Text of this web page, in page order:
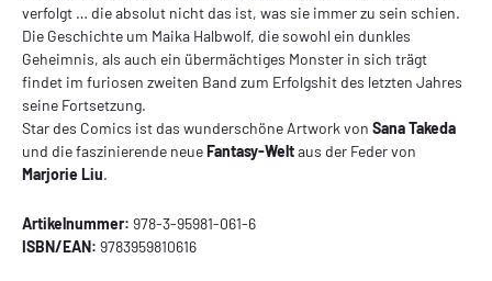
verfolgt … die absolut nicht das ist, was sie immer zu sein schien.
Die Geschichte um Maika Halbwolf, die sowohl ein dunkles
Geheimnis, als auch ein übermächtiges Monster in sich trägt
findet im furiosen zweiten Band zum Erfolgshit des letzten Jahres
seine Fortsetzung.
Star des Comics ist das wunderschöne Artwork von Sana Takeda
und die faszinierende neueFantasy-Weltaus der Feder von
Marjorie Liu.
Artikelnummer: 978-3-95981-061-6
ISBN/EAN: 9783959810616